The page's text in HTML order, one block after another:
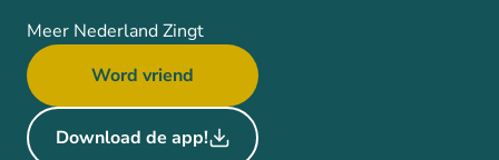
Meer Nederland Zingt
Word vriend
Download de app!